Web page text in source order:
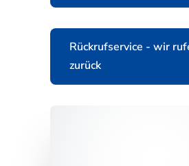
Rückrufservice - wir
zurück